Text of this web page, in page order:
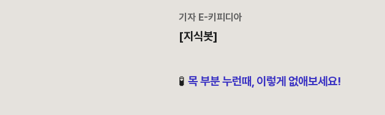
기자 E-키피디아
[지식봇]
🧪 목 부분 누런때, 이렇게 없애보세요!